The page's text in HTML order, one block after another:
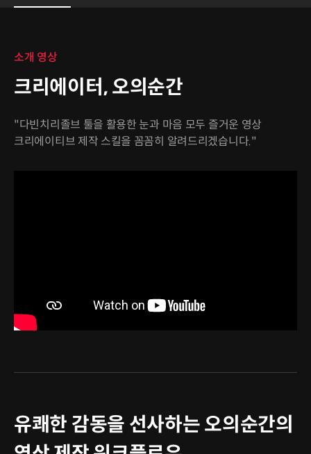
소개 영상
크리에이터, 오의순간
"다빈치리졸브 툴을 활용한 눈과 마음 모두 즐거운 영상
크리에이티브 제작 스킬을 꼼꼼히 알려드리겠습니다."
유쾌한 감동을 선사하는 오의순간의